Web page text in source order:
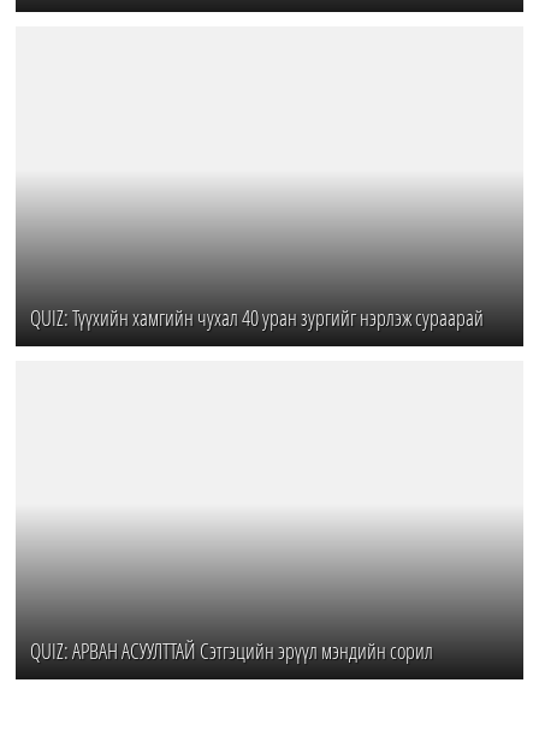
QUIZ: Түүхийн хамгийн чухал 40 уран зургийг нэрлэж сураарай
QUIZ: АРВАН АСУУЛТТАЙ Сэтгэцийн эрүүл мэндийн сорил